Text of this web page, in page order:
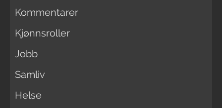
Kommentarer
Kjønnsroller
Jobb
Samliv
Helse